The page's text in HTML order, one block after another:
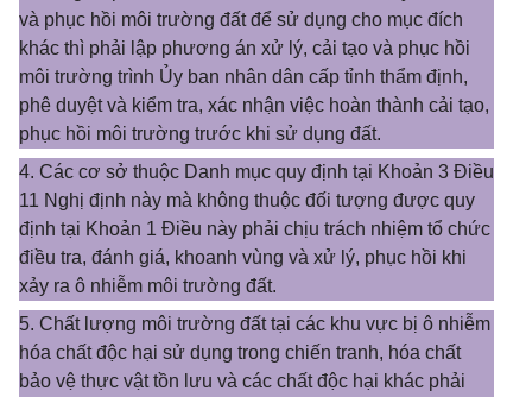
và phục hồi môi trường đất để sử dụng cho mục đích
khác thì phải lập phương án xử lý, cải tạo và phục hồi
môi trường trình Ủy ban nhân dân cấp tỉnh thẩm định,
phê duyệt và kiểm tra, xác nhận việc hoàn thành cải tạo,
phục hồi môi trường trước khi sử dụng đất.
4. Các cơ sở thuộc Danh mục quy định tại Khoản 3 Điều
11 Nghị định này mà không thuộc đối tượng được quy
định tại Khoản 1 Điều này phải chịu trách nhiệm tổ chức
điều tra, đánh giá, khoanh vùng và xử lý, phục hồi khi
xảy ra ô nhiễm môi trường đất.
5. Chất lượng môi trường đất tại các khu vực bị ô nhiễm
hóa chất độc hại sử dụng trong chiến tranh, hóa chất
bảo vệ thực vật tồn lưu và các chất độc hại khác phải